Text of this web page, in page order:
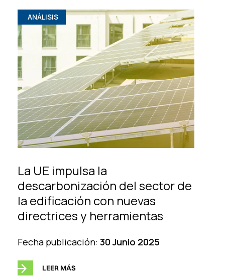
ANÁLISIS
La UE impulsa la
descarbonización del sector de
la edificación con nuevas
directrices y herramientas
Fecha publicación: 30 Junio 2025
LEER MÁS